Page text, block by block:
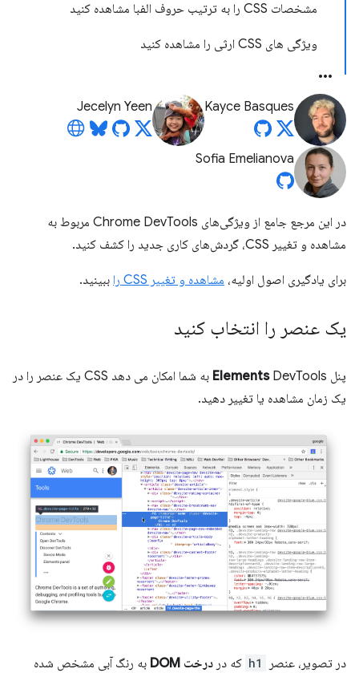
مشخصات CSS را به ترتیب حروف الفبا مشاهده کنید
ویژگی های CSS ارثی را مشاهده کنید
Kayce Basques
Jecelyn Yeen
Sofia Emelianova
در این مرجع جامع از ویژگی‌های Chrome DevTools مربوط به
مشاهده و تغییر CSS، گردش‌های کاری جدید را کشف کنید.
برای یادگیری اصول اولیه، مشاهده و تغییر CSS را ببینید.
یک عنصر را انتخاب کنید
پنل Elements
DevTools به شما امکان می دهد CSS یک عنصر را در
یک زمان مشاهده یا تغییر دهید.
در تصویر، عنصر h1 که در درخت DOM
به رنگ آبی مشخص شده